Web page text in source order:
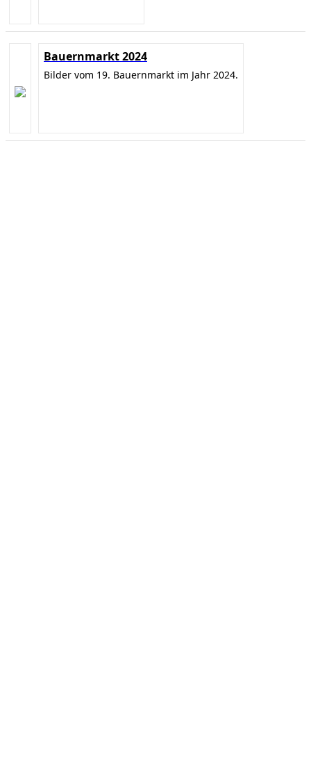
Bauernmarkt 2024
Bilder vom 19. Bauernmarkt im Jahr 2024.